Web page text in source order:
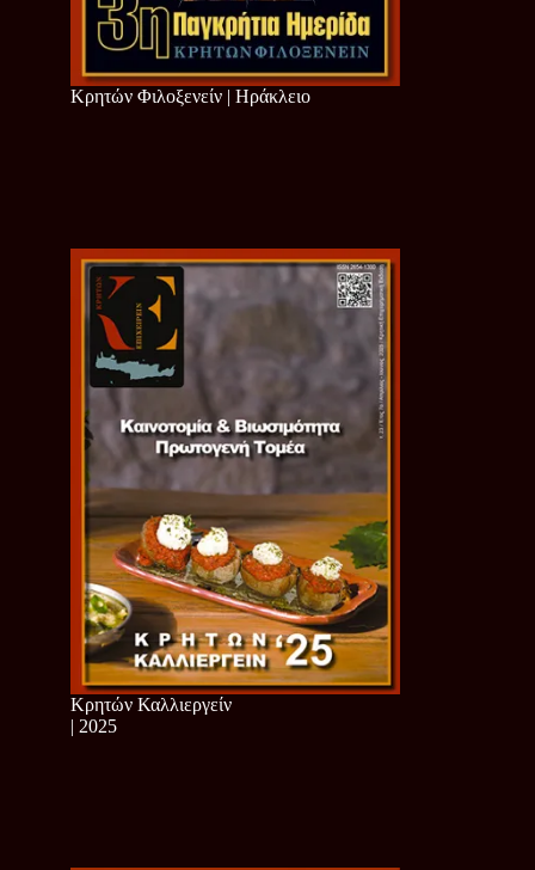
Κρητών Φιλοξενείν | Ηράκλειο
Κρητών Καλλιεργείν
| 2025